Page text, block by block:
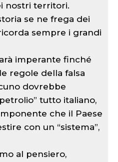
nostri territori.
se ne frega dei
sempre i grandi
imperante finché
regole della falsa
dovrebbe
tutto italiano,
che il Paese
con un “sistema”,
al pensiero,